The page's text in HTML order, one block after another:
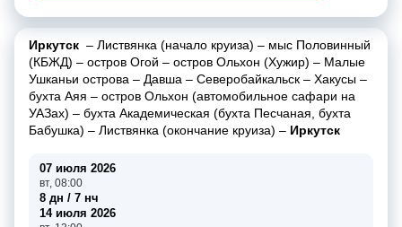
Иркутск – Листвянка (начало круиза) – мыс Половинный
(КБЖД) – остров Огой – остров Ольхон (Хужир) – Малые
Ушканьи острова – Давша – Северобайкальск – Хакусы –
бухта Аяя – остров Ольхон (автомобильное сафари на
УАЗах) – бухта Академическая (бухта Песчаная, бухта
Бабушка) – Листвянка (окончание круиза) – Иркутск
07 июля 2026
вт, 08:00
8 дн / 7 нч
14 июля 2026